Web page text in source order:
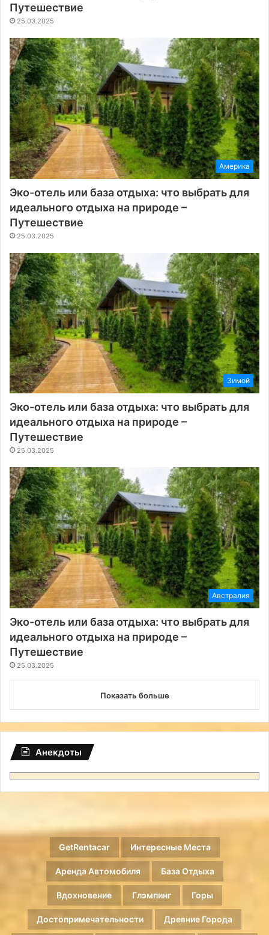
Путешествие
25.03.2025
Америка
Эко-отель или база отдыха: что выбрать для
идеального отдыха на природе –
Путешествие
25.03.2025
Зимой
Эко-отель или база отдыха: что выбрать для
идеального отдыха на природе –
Путешествие
25.03.2025
Австралия
Эко-отель или база отдыха: что выбрать для
идеального отдыха на природе –
Путешествие
25.03.2025
Показать больше
Анекдоты
GetRentacar Интересные Места
Аренда Автомобиля База Отдыха
Вдохновение Глэмпинг Горы
Достопримечательности Древние Города